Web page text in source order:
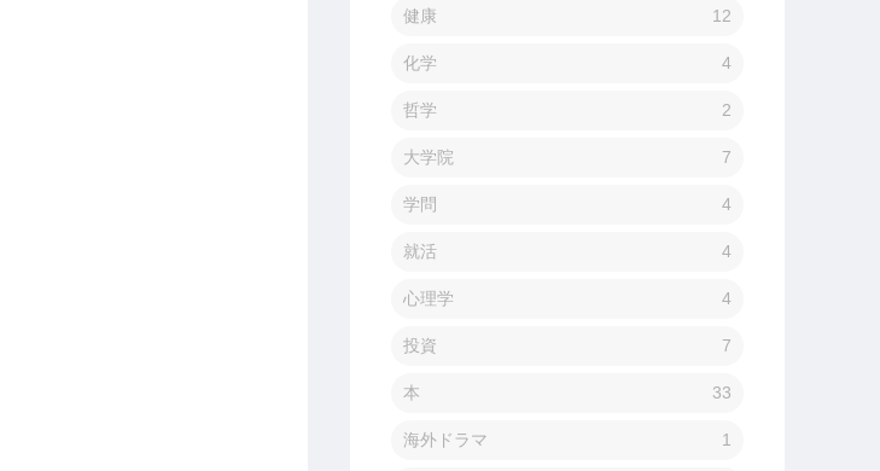
健康 12
化学 4
哲学 2
大学院 7
学問 4
就活 4
心理学 4
投資 7
本 33
海外ドラマ 1